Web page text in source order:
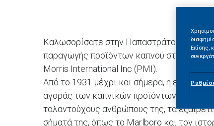
Καλωσορίσατε στην Παπαστράτος, τη
παραγωγής προϊόντων καπνού στην
Morris International Inc (PMI).
Από το 1931 μέχρι και σήμερα, η εταιρία
αγοράς των καπνικών προϊόντων έχοντας
ταλαντούχους ανθρώπους της, τα
σήματά της, όπως το Marlboro και τον
Επίσης,